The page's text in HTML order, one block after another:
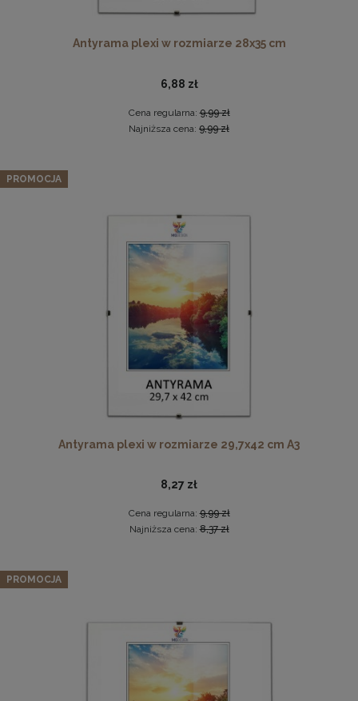
Płyta HDF w rozmiarze 70x100 cm
16,49 zł
Cena regularna:
Najniższa cena:59,99 zł
Cena regularna:
Najniższa cena:
109,49 zł
DO KOSZYKA
Antyrama plexi w rozmiarze 28x35 cm
6,88 zł
Cena regularna:9,99 zł
Najniższa cena: 9,99 zł
Antyrama plexi w rozmiarze 29,7x42 cm A3
8,27 zł
Cena regularna:9,99 zł
Najniższa cena:8,37 zł
PROMOCJA
PROMOCJA